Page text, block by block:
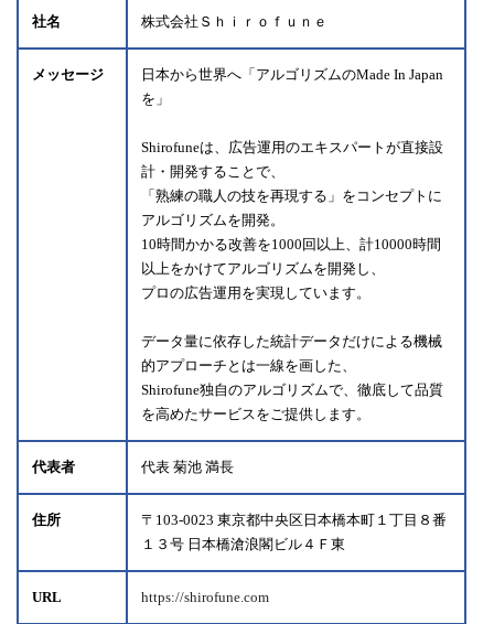
社名 株式会社Ｓｈｉｒｏｆｕｎｅ
メッセージ
日本から世界へ「アルゴリズムのMade In Japan
を」
Shirofuneは、広告運用のエキスパートが直接設
計・開発することで、
「熟練の職人の技を再現する」をコンセプトに
アルゴリズムを開発。
10時間かかる改善を1000回以上、計10000時間
以上をかけてアルゴリズムを開発し、
プロの広告運用を実現しています。
データ量に依存した統計データだけによる機械
的アプローチとは一線を画した、
Shirofune独自のアルゴリズムで、徹底して品質
を高めたサービスをご提供します。
代表者 代表 菊池 満長
住所
〒103-0023 東京都中央区日本橋本町１丁目８番
１３号 日本橋滄浪閣ビル４Ｆ東
URL https://shirofune.com